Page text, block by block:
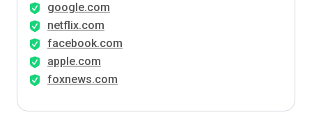
google.com
netflix.com
facebook.com
apple.com
foxnews.com